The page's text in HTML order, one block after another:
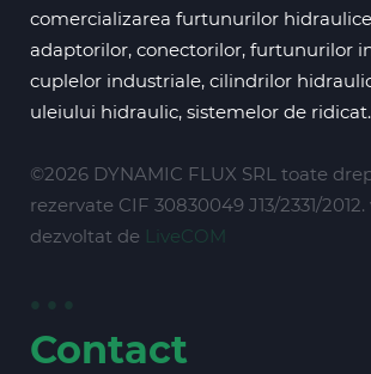
comercializarea furtunurilor
adaptorilor, conectorilor, furtunurilor
cuplelor industriale, cilindrilor
uleiului hidraulic, sistemelor de ridicat.
©2026 DYNAMIC FLUX SRL toate
rezervate CIF 30830049 J13/2331/
dezvoltat de LiveCOM
Contact